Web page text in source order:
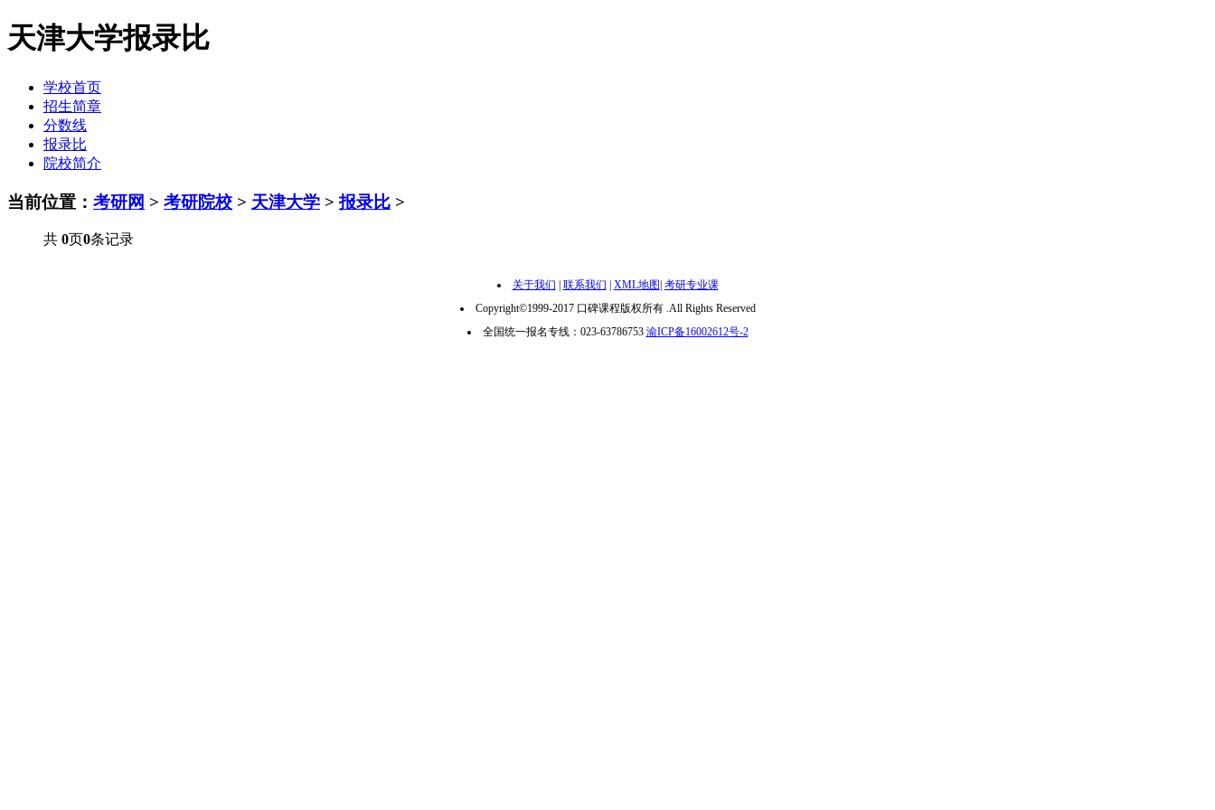
天津大学报录比
学校首页
招生简章
分数线
报录比
院校简介
当前位置： 考研网 > 考研院校 > 天津大学 >报录比 >
共 0页0条记录
关于我们 联系我们 XML地图 考研专业课
Copyright©1999-2017 口碑课程版权所有 .All Rights Reserved
全国统一报名专线：023-63786753 渝ICP备16002612号-2